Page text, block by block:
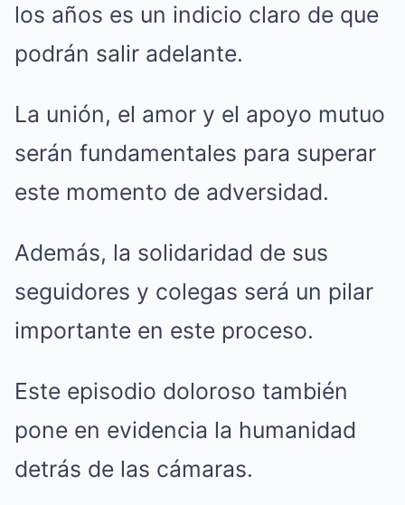
los años es un indicio claro de que
podrán salir adelante.
La unión, el amor y el apoyo mutuo
serán fundamentales para superar
este momento de adversidad.
Además, la solidaridad de sus
seguidores y colegas será un pilar
importante en este proceso.
Este episodio doloroso también
pone en evidencia la humanidad
detrás de las cámaras.